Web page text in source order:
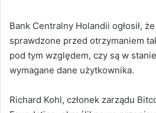
Bank Centralny Holandii ogłosił,
sprawdzone przed otrzymaniem
pod tym względem, czy są w
wymagane dane użytkownika.
Richard Kohl, członek zarządu